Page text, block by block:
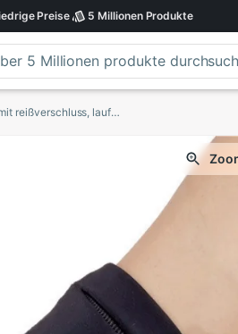
Preise 5 MillionenProdukte
Fahrrad-armtasche, leichte handgelenktasche mit reißverschluss, lauftasche für praktisch, schlüsselkarte, schweißBand für fitnessstudio und Sport